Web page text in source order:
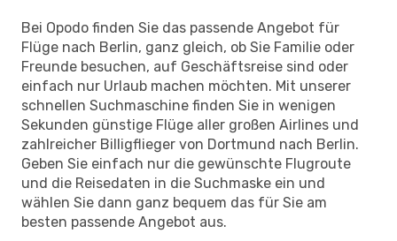
Bei Opodo finden Sie das passende Angebot für
Flüge nach Berlin, ganz gleich, ob Sie Familie oder
Freunde besuchen, auf Geschäftsreise sind oder
einfach nur Urlaub machen möchten. Mit unserer
schnellen Suchmaschine finden Sie in wenigen
Sekunden günstige Flüge aller großen Airlines und
zahlreicher Billigflieger von Dortmund nach Berlin.
Geben Sie einfach nur die gewünschte Flugroute
und die Reisedaten in die Suchmaske ein und
wählen Sie dann ganz bequem das für Sie am
besten passende Angebot aus.